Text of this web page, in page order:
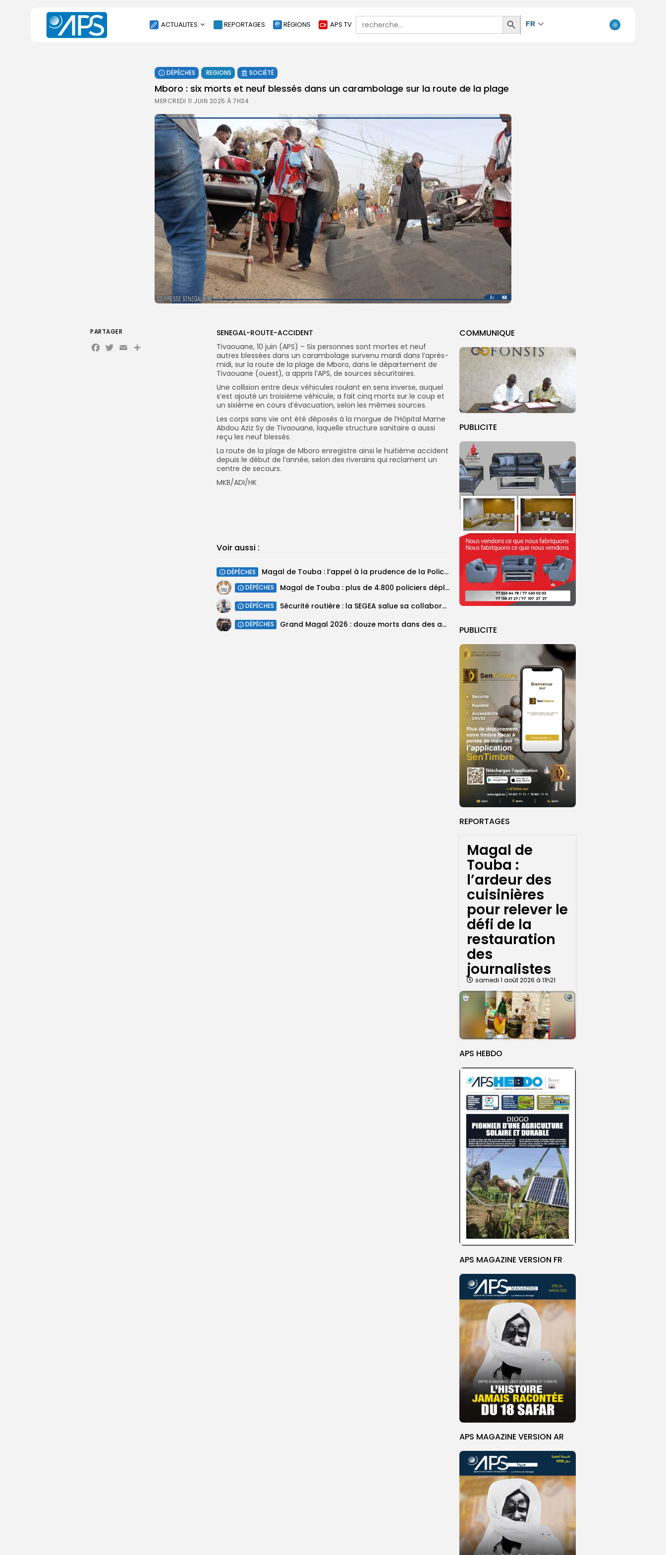
ACTUALITES
SOCIÉTÉ
ÉCONOMIE
CULTURE
SPORT
ENVIRONNEMENT
INTERNATIONAL
AGENDA
SANTE
REPORTAGES RÉGIONS APS TV
Search
for:
Search
Button
FR
DÉPÊCHES REGIONS SOCIÉTÉ
Mboro : six morts et neuf blessés dans un carambolage sur la route de la plage
MERCREDI 11 JUIN 2025 À 7H34
COMMUNIQUE
PUBLICITE
PUBLICITE
REPORTAGES
Magal de
Touba :
l’ardeur des
cuisinières
pour relever le
défi de la
restauration
des
journalistes
samedi 1 août 2026 à 11h21
APS HEBDO
APS MAGAZINE VERSION FR
APS MAGAZINE VERSION AR
SENEGAL-ROUTE-ACCIDENT
Tivaouane, 10 juin (APS) – Six personnes sont mortes et neuf
autres blessées dans un carambolage survenu mardi dans l’après-
midi, sur la route de la plage de Mboro, dans le département de
Tivaouane (ouest), a appris l’APS, de sources sécuritaires.
Une collision entre deux véhicules roulant en sens inverse, auquel
s’est ajouté un troisième véhicule, a fait cinq morts sur le coup et
un sixième en cours d’évacuation, selon les mêmes sources.
Les corps sans vie ont été déposés à la morgue de l’Hôpital Mame
Abdou Aziz Sy de Tivaouane, laquelle structure sanitaire a aussi
reçu les neuf blessés.
La route de la plage de Mboro enregistre ainsi le huitième accident
depuis le début de l’année, selon des riverains qui reclament un
centre de secours.
MKB/ADI/HK
Voir aussi :
DÉPÊCHES Magal de Touba : l’appel à la prudence de la Police sur...
DÉPÊCHES Magal de Touba : plus de 4.800 policiers déployés pour sécuriser les...
DÉPÊCHES Sécurité routière : la SEGEA salue sa collaboration avec la gendarmerie, sur...
DÉPÊCHES Grand Magal 2026 : douze morts dans des accidents de la route...
PARTAGER
Facebook
Twitter
Email